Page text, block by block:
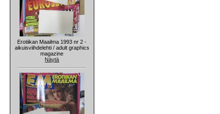
Erotiikan Maailma 1993 nr 2 -
aikuisviihdelehti / adult graphics
magazine
Näytä